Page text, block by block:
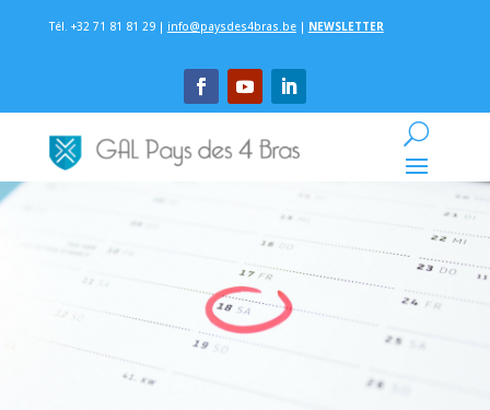
Tél. +32 71 81 81 29 | info@paysdes4bras.be| NEWSLETTER